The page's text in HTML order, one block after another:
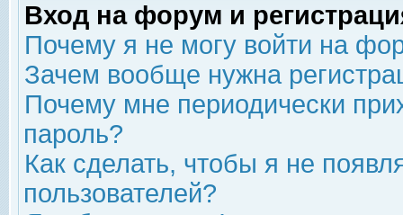
Вход на форум и
Почему я не могу войти на
Зачем вообще нужна
Почему мне периодически
пароль?
Как сделать, чтобы я не
пользователей?